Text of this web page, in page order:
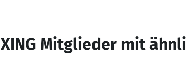
XING Mitglieder mit